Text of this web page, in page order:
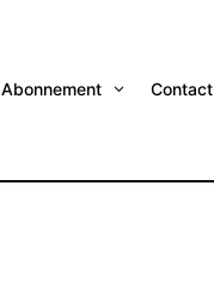
Abonnement Contact